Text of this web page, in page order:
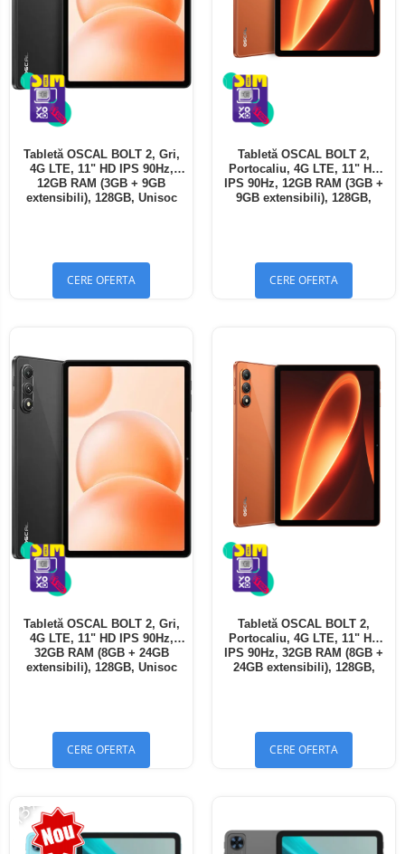
Tabletă OSCAL BOLT 2, Gri,
4G LTE, 11" HD IPS 90Hz,
12GB RAM (3GB + 9GB
extensibili), 128GB, Unisoc
CERE OFERTA
Tabletă OSCAL BOLT 2,
Portocaliu, 4G LTE, 11" HD
IPS 90Hz, 12GB RAM (3GB +
9GB extensibili), 128GB,
CERE OFERTA
Tabletă OSCAL BOLT 2, Gri,
4G LTE, 11" HD IPS 90Hz,
32GB RAM (8GB + 24GB
extensibili), 128GB, Unisoc
CERE OFERTA
Tabletă OSCAL BOLT 2,
Portocaliu, 4G LTE, 11" HD
IPS 90Hz, 32GB RAM (8GB +
24GB extensibili), 128GB,
CERE OFERTA
-13%